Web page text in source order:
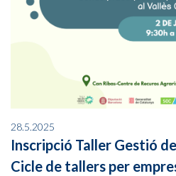
28.5.2025
Inscripció Taller Gestió
Cicle de tallers per